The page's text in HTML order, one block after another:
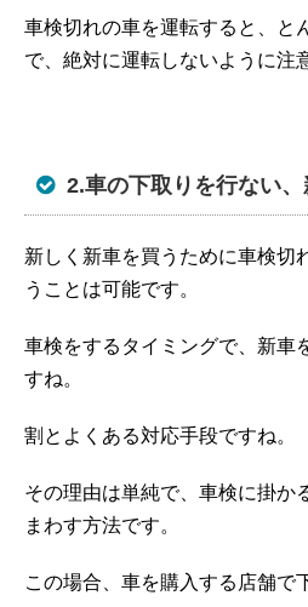
車検切れの車を運転すると、と
で、絶対に運転しないように注
2.車の下取りを行ない
新しく新車を買うために車検切
うことは可能です。
車検をするタイミングで、新車
すね。
割とよくある対応手段ですね。
その理由は単純で、車検に掛か
まわす方法です。
この場合、車を購入する店舗で